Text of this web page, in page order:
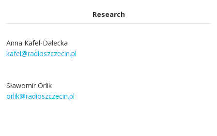
Research
Anna Kafel-Dalecka
kafel@radioszczecin.pl
Sławomir Orlik
orlik@radioszczecin.pl